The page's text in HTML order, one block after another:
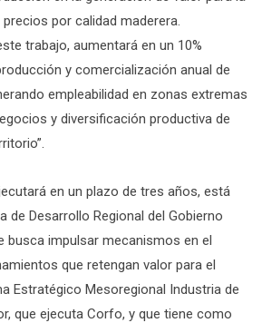
por calidad maderera.
trabajo, aumentará en un 10%
y comercialización anual de
empleabilidad en zonas extremas
y diversificación productiva de
en un plazo de tres años, está
de Desarrollo Regional del Gobierno
busca impulsar mecanismos en el
que retengan valor para el
Estratégico Mesoregional Industria de
que ejecuta Corfo, y que tiene como